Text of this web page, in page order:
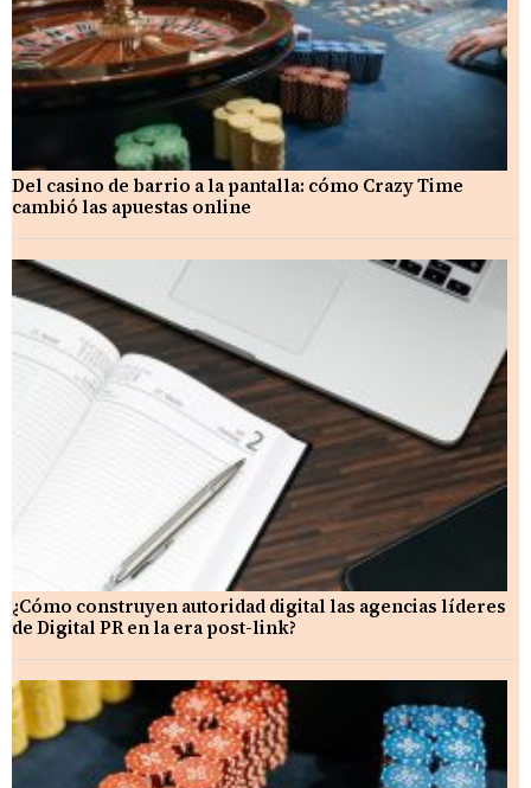
Del casino de barrio a la pantalla: cómo Crazy Time
cambió las apuestas online
¿Cómo construyen autoridad digital las agencias líderes
de Digital PR en la era post-link?